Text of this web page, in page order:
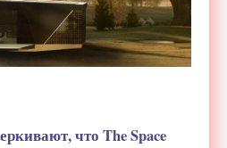
что The Space